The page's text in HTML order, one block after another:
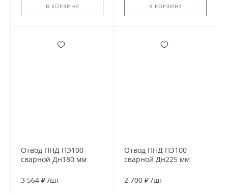
В КОРЗИНУ В КОРЗИНУ
Отвод ПНД ПЭ100
сварной Дн180 мм
3 564 ₽ /шт
Отвод ПНД ПЭ100
сварной Дн225 мм
2 700 ₽ /шт